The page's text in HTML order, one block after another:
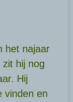
het najaar
hij nog
Hij
vinden en